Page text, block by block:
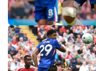
«Слот не тот
«Ливерпуля» и
после ничьей на